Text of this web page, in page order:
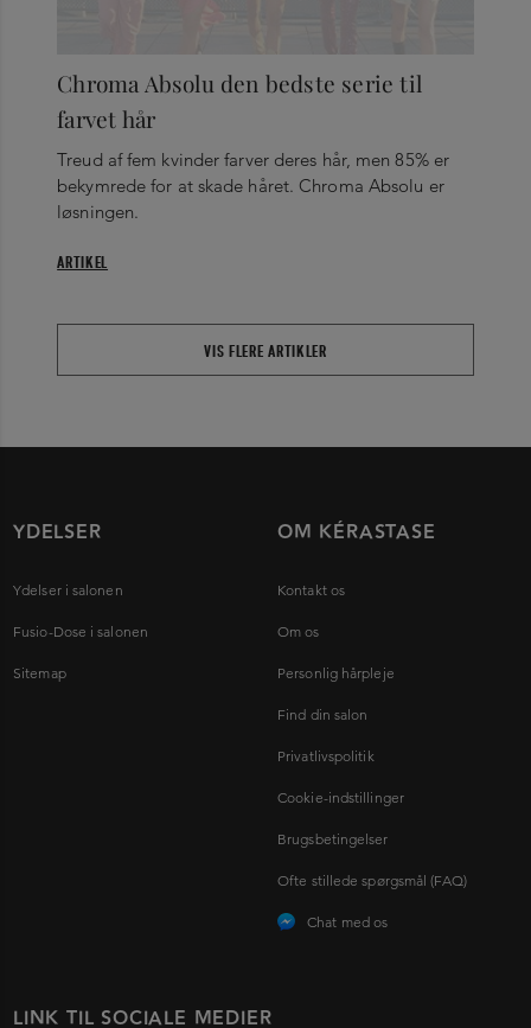
Chroma Absolu den bedste serie til
farvet hår
Treud af fem kvinder farver deres hår, men 85% er
bekymrede for at skade håret. Chroma Absolu er
løsningen.
ARTIKEL
VIS FLERE ARTIKLER
YDELSER
Ydelser i salonen
Fusio-Dose i salonen
Sitemap
OM KÉRASTASE
Kontakt os
Om os
Personlig hårpleje
Find din salon
Privatlivspolitik
Cookie-indstillinger
Brugsbetingelser
Ofte stillede spørgsmål (FAQ)
Chat med os
LINK TIL SOCIALE MEDIER